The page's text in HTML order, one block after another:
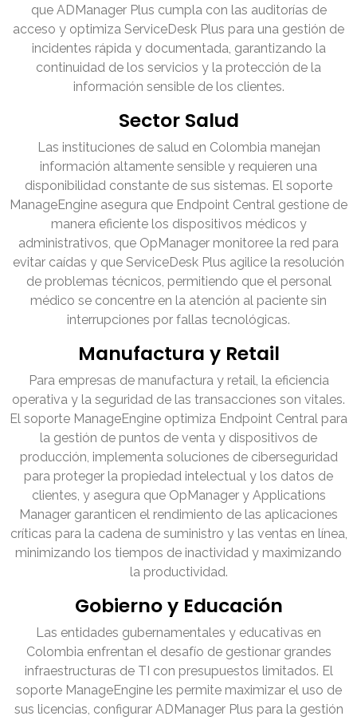
que ADManager Plus cumpla con las auditorías de
acceso y optimiza ServiceDesk Plus para una gestión de
incidentes rápida y documentada, garantizando la
continuidad de los servicios y la protección de la
información sensible de los clientes.
Sector Salud
Las instituciones de salud en Colombia manejan
información altamente sensible y requieren una
disponibilidad constante de sus sistemas. El soporte
ManageEngine asegura que Endpoint Central gestione de
manera eficiente los dispositivos médicos y
administrativos, que OpManager monitoree la red para
evitar caídas y que ServiceDesk Plus agilice la resolución
de problemas técnicos, permitiendo que el personal
médico se concentre en la atención al paciente sin
interrupciones por fallas tecnológicas.
Manufactura y Retail
Para empresas de manufactura y retail, la eficiencia
operativa y la seguridad de las transacciones son vitales.
El soporte ManageEngine optimiza Endpoint Central para
la gestión de puntos de venta y dispositivos de
producción, implementa soluciones de ciberseguridad
para proteger la propiedad intelectual y los datos de
clientes, y asegura que OpManager y Applications
Manager garanticen el rendimiento de las aplicaciones
críticas para la cadena de suministro y las ventas en línea,
minimizando los tiempos de inactividad y maximizando
la productividad.
Gobierno y Educación
Las entidades gubernamentales y educativas en
Colombia enfrentan el desafío de gestionar grandes
infraestructuras de TI con presupuestos limitados. El
soporte ManageEngine les permite maximizar el uso de
sus licencias, configurar ADManager Plus para la gestión